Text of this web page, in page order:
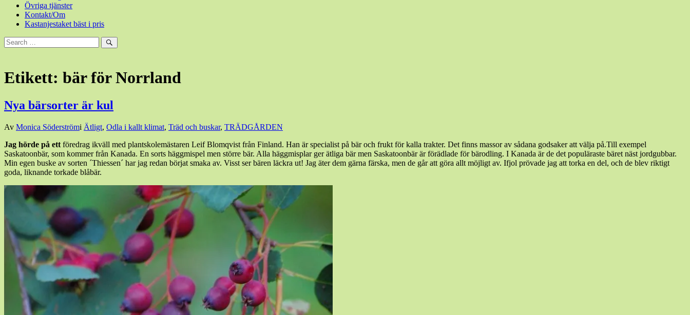
Övriga tjänster
Kontakt/Om
Kastanjestaket bäst i pris
Sök
efter:
Sök
Etikett: bär för Norrland
Nya bärsorter är kul
Den
augusti,
201513
augusti,
2015
Av Monica Söderströmi Ätligt, Odla i kallt klimat, Träd och buskar, TRÄDGÅRDEN
Jag hörde på ett föredrag ikväll med plantskolemästaren Leif Blomqvist från Finland. Han är specialist på bär och frukt för kalla trakter. Det finns massor av sådana godsaker att välja på.Till exempel
Saskatoonbär, som kommer från Kanada. En sorts häggmispel men större bär. Alla häggmisplar ger ätliga bär men Saskatoonbär är förädlade för bärodling. I Kanada är de det populäraste bäret näst jordgubbar.
Min egen buske av sorten ´Thiessen´ har jag redan börjat smaka av. Visst ser bären läckra ut! Jag äter dem gärna färska, men de går att göra allt möjligt av. Ifjol prövade jag att torka en del, och de blev riktigt
goda, liknande torkade blåbär.